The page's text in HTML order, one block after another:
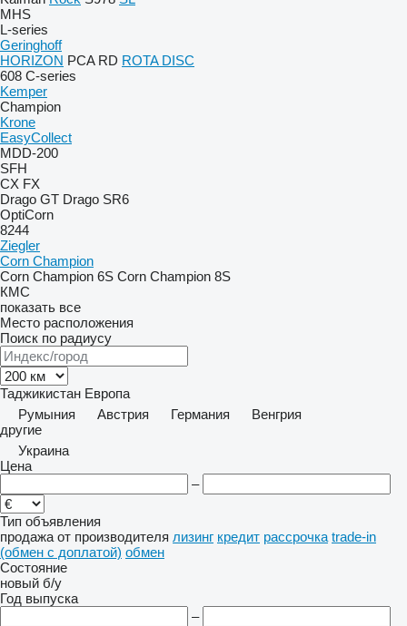
MHS
L-series
Geringhoff
HORIZON PCA RD ROTA DISC
608 C-series
Kemper
Champion
Krone
EasyCollect
MDD-200
SFH
CX FX
Drago GT Drago SR6
OptiCorn
8244
Ziegler
Corn Champion
Corn Champion 6S Corn Champion 8S
КМС
показать все
Место расположения
Поиск по радиусу
Таджикистан Европа
Румыния
Австрия Германия
Венгрия
другие
Украина
Цена
–
Тип объявления
продажа от производителя лизинг кредит рассрочка trade-in
(обмен с доплатой) обмен
Состояние
новый б/у
Год выпуска
–